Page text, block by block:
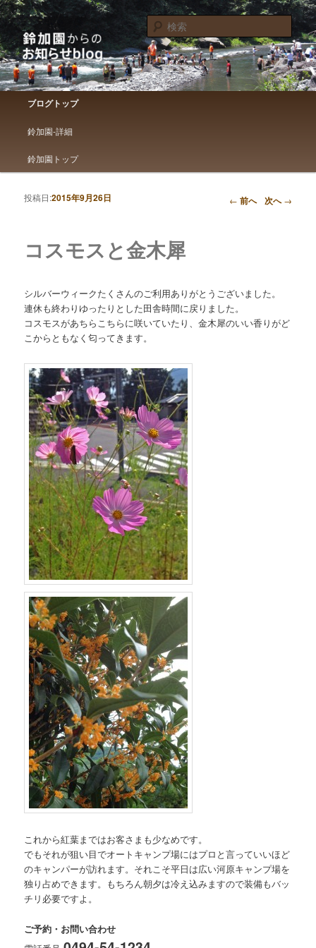
鈴加園からのお知らせブログ
鈴加園からのお知らせです
検
索
メインメニュー
メインコンテンツへ移動
サブコンテンツへ移動
ブログトップ
鈴加園-詳細
鈴加園トップ
投稿ナビゲーション ← 前へ 次へ→
コスモスと金木犀
投稿日:2015年9月26日
シルバーウィークたくさんのご利用ありがとうございました。
連休も終わりゆったりとした田舎時間に戻りました。
コスモスがあちらこちらに咲いていたり、金木犀のいい香りがど
こからともなく匂ってきます。
これから紅葉まではお客さまも少なめです。
でもそれが狙い目でオートキャンプ場にはプロと言っていいほど
のキャンパーが訪れます。それこそ平日は広い河原キャンプ場を
独り占めできます。もちろん朝夕は冷え込みますので装備もバッ
チリ必要ですよ。
ご予約・お問い合わせ